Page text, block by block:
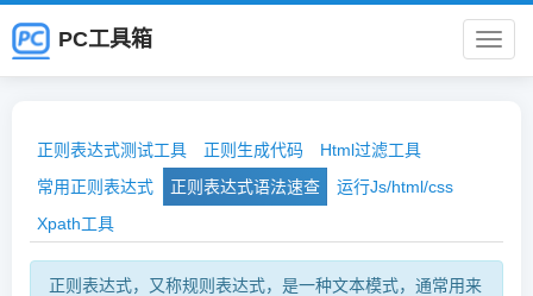
PC
箱
PC工具箱
正则表达式测试工具 正则生成代码
Html过滤工具
常用正则表达式
正则表达式语法速查
运行Js/html/css
Xpath工具
正则表达式，又称规则表达式，是一种文本模式，通常用来